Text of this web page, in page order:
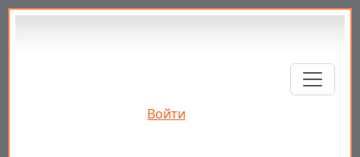
Перейти к основному содержанию
Войти